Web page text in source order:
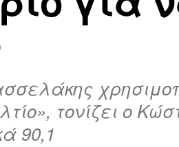
τονίζει ο
90,1